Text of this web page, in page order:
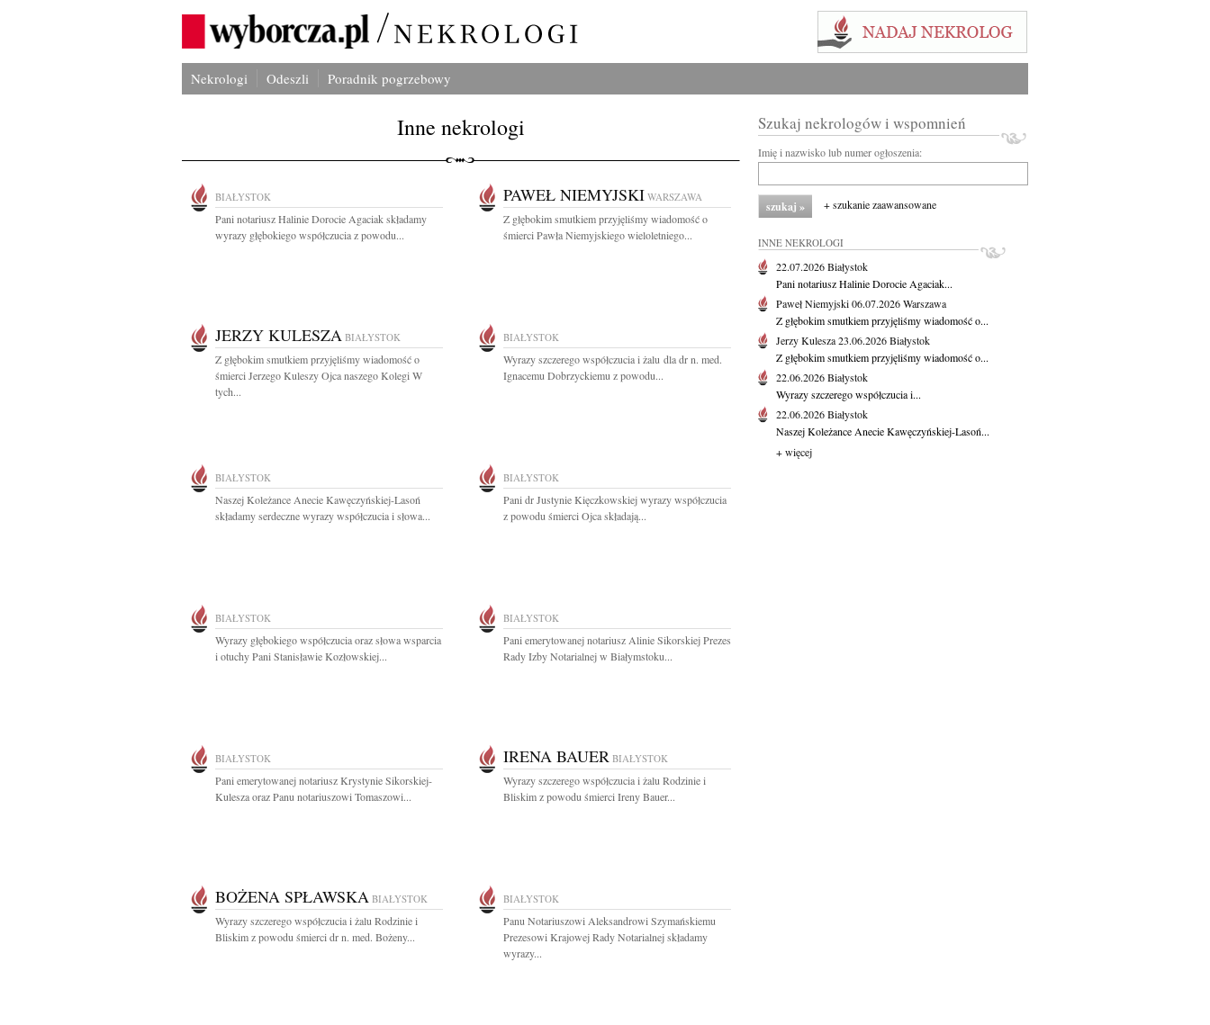
Nekrologi Odeszli Poradnik pogrzebowy
Inne nekrologi
BIAŁYSTOK
Pani notariusz Halinie Dorocie Agaciak składamy
wyrazy głębokiego współczucia z powodu...
PAWEŁ NIEMYJSKI WARSZAWA
Z głębokim smutkiem przyjęliśmy wiadomość o
śmierci Pawła Niemyjskiego wieloletniego...
JERZY KULESZA BIAŁYSTOK
Z głębokim smutkiem przyjęliśmy wiadomość o
śmierci Jerzego Kuleszy Ojca naszego Kolegi W
tych...
BIAŁYSTOK
Wyrazy szczerego współczucia i żalu dla dr n. med.
Ignacemu Dobrzyckiemu z powodu...
BIAŁYSTOK
Naszej Koleżance Anecie Kawęczyńskiej-Lasoń
składamy serdeczne wyrazy współczucia i słowa...
BIAŁYSTOK
Pani dr Justynie Kięczkowskiej wyrazy współczucia
z powodu śmierci Ojca składają...
BIAŁYSTOK
Wyrazy głębokiego współczucia oraz słowa wsparcia
i otuchy Pani Stanisławie Kozłowskiej...
BIAŁYSTOK
Pani emerytowanej notariusz Alinie Sikorskiej Prezes
Rady Izby Notarialnej w Białymstoku...
BIAŁYSTOK
Pani emerytowanej notariusz Krystynie Sikorskiej-
Kulesza oraz Panu notariuszowi Tomaszowi...
IRENA BAUER BIAŁYSTOK
Wyrazy szczerego współczucia i żalu Rodzinie i
Bliskim z powodu śmierci Ireny Bauer...
BOŻENA SPŁAWSKA BIAŁYSTOK
Wyrazy szczerego współczucia i żalu Rodzinie i
Bliskim z powodu śmierci dr n. med. Bożeny...
BIAŁYSTOK
Panu Notariuszowi Aleksandrowi Szymańskiemu
Prezesowi Krajowej Rady Notarialnej składamy
wyrazy...
Szukaj nekrologów i wspomnień
Imię i nazwisko lub numer ogłoszenia:
+ szukanie zaawansowane
INNE NEKROLOGI
22.07.2026Białystok
Pani notariusz Halinie Dorocie Agaciak...
Paweł Niemyjski06.07.2026Warszawa
Z głębokim smutkiem przyjęliśmy wiadomość o...
Jerzy Kulesza23.06.2026Białystok
Z głębokim smutkiem przyjęliśmy wiadomość o...
22.06.2026Białystok
Wyrazy szczerego współczucia i...
22.06.2026Białystok
Naszej Koleżance Anecie Kawęczyńskiej-Lasoń...
+ więcej